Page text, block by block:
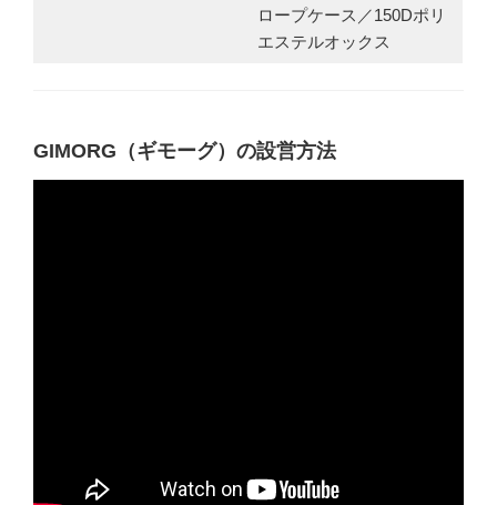
ロープケース／150Dポリ
エステルオックス
GIMORG（ギモーグ）の設営方法